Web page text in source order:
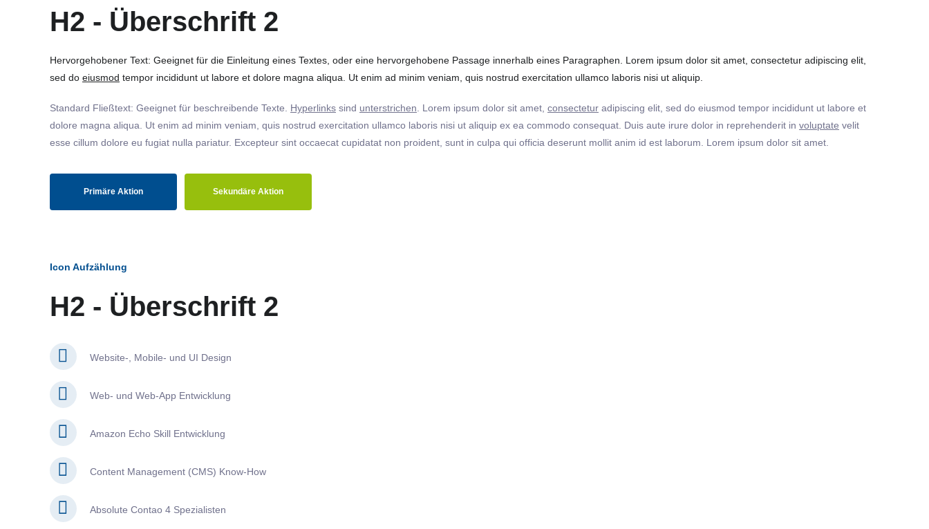
H2 - Überschrift 2
Hervorgehobener Text: Geeignet für die Einleitung eines Textes, oder eine hervorgehobene Passage innerhalb eines Paragraphen. Lorem ipsum dolor sit amet, consectetur adipiscing elit,
sed do eiusmod tempor incididunt ut labore et dolore magna aliqua. Ut enim ad minim veniam, quis nostrud exercitation ullamco laboris nisi ut aliquip.
Standard Fließtext: Geeignet für beschreibende Texte. Hyperlinks sind unterstrichen . Lorem ipsum dolor sit amet, consectetur adipiscing elit, sed do eiusmod tempor incididunt ut labore et
dolore magna aliqua. Ut enim ad minim veniam, quis nostrud exercitation ullamco laboris nisi ut aliquip ex ea commodo consequat. Duis aute irure dolor in reprehenderit in voluptate velit
esse cillum dolore eu fugiat nulla pariatur. Excepteur sint occaecat cupidatat non proident, sunt in culpa qui officia deserunt mollit anim id est laborum. Lorem ipsum dolor sit amet.
Primäre Aktion Sekundäre Aktion
Icon Aufzählung
H2 - Überschrift 2
Website-, Mobile- und UI Design
Web- und Web-App Entwicklung
Amazon Echo Skill Entwicklung
Content Management (CMS) Know-How
Absolute Contao 4 Spezialisten